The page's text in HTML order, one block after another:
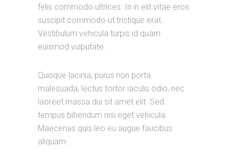
felis commodo ultrices. In in elit vitae eros
suscipit commodo ut tristique erat.
Vestibulum vehicula turpis id quam
euismod vulputate.
Quisque lacinia, purus non porta
malesuada, lectus tortor iaculis odio, nec
laoreet massa dui sit amet elit. Sed
tempus bibendum nisi eget vehicula.
Maecenas quis leo eu augue faucibus
aliquam.